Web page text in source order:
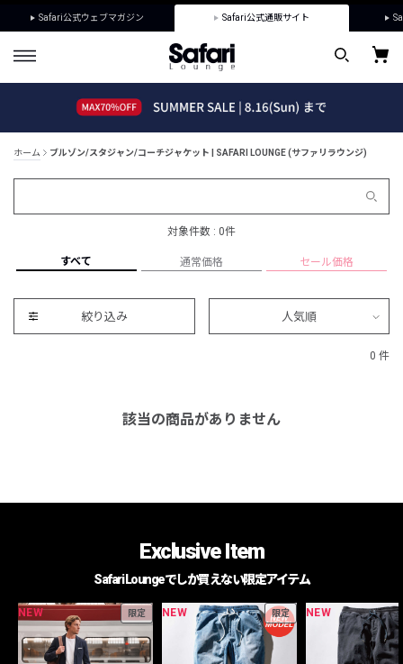
Safari公式ウェブマガジン Safari公式通販サイト
ホーム ブルゾン/スタジャン/コーチジャケット | SAFARI LOUNGE (サファリラウンジ)
対象件数 : 0件
すべて 通常価格 セール価格
絞り込み 人気順
0 件
該当の商品がありません
Exclusive Item
Safari Loungeでしか買えない限定アイテム
NEW 限定 NEW 限定 NEW